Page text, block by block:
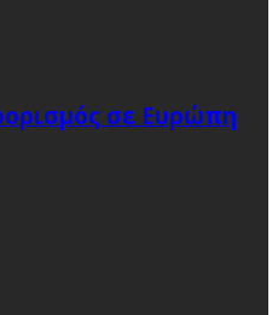
σε Ευρώπη